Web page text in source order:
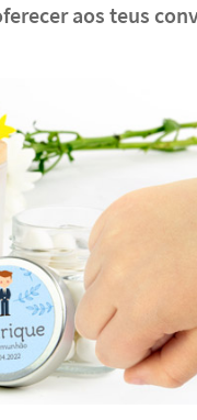
aos teus